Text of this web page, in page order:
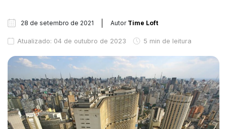
28 de setembro de 2021 Autor Time Loft
Atualizado: 04 de outubro de 2023 5 min de leitura